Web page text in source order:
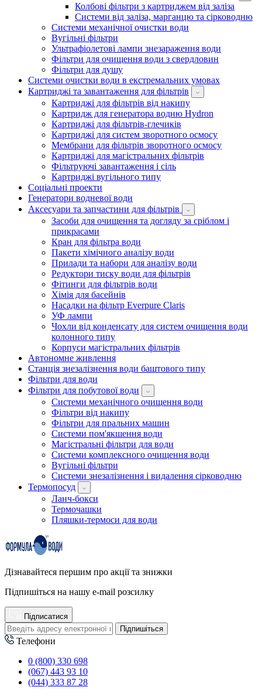
Колбові фільтри з картриджем від заліза
Системи від заліза, марганцю та сірководню
Системи механічної очистки води
Вугільні фільтри
Ультрафіолетові лампи знезараження води
Фільтри для очищення води з свердловин
Фільтри для душу
Системи очистки води в екстремальних умовах
Картриджі та завантаження для фільтрів
Картриджі для фільтрів від накипу
Картридж для генератора водню Hydron
Картриджі для фільтрів-глечиків
Картриджі для систем зворотного осмосу
Мембрани для фільтрів зворотного осмосу
Картриджі для магістральних фільтрів
Фільтруючі завантаження і сіль
Картриджі вугільного типу
Соціальні проекти
Генератори водневої води
Аксесуари та запчастини для фільтрів
Засоби для очищення та догляду за сріблом і
прикрасами
Кран для фільтра води
Пакети хімічного аналізу води
Прилади та набори для аналізу води
Редуктори тиску води для фільтрів
Фітинги для фільтрів води
Хімія для басейнів
Насадки на фільтр Everpure Claris
УФ лампи
Чохли від конденсату для систем очищення води
колонного типу
Корпуси магістральних фільтрів
Автономне живлення
Станція знезалізнення води баштового типу
Фільтри для води
Фільтри для побутової води
Системи механічного очищення води
Фільтри від накипу
Фільтри для пральних машин
Системи пом'якшення води
Магістральні фільтри для води
Системи комплексного очищення води
Вугільні фільтри
Системи знезалізнення і видалення сірководню
Термопосуд
Ланч-бокси
Термочашки
Пляшки-термоси для води
Дізнавайтеся першим про акції та знижки
Підпишіться на нашу e-mail розсилку
Підписатися
Підпишіться
Телефони
0 (800) 330 698
(067) 443 93 10
(044) 333 87 28